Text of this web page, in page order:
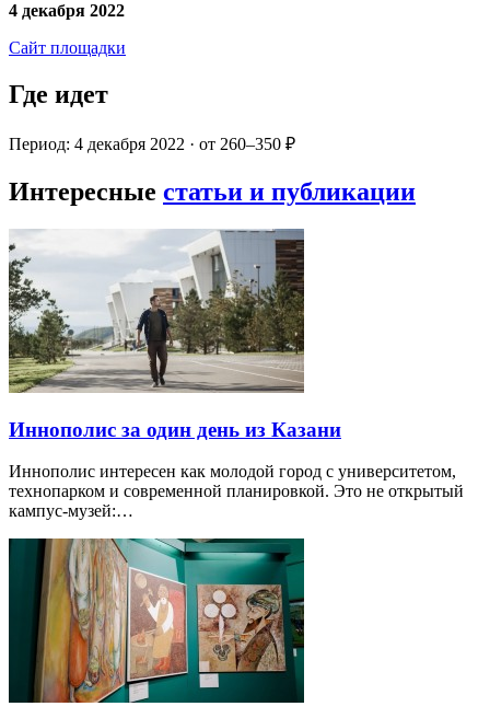
4 декабря 2022
Сайт площадки
Где идет
Период: 4 декабря 2022 · от 260–350 ₽
Интересные статьи и публикации
Иннополис за один день из Казани
Иннополис интересен как молодой город с университетом,
технопарком и современной планировкой. Это не открытый
кампус-музей:…